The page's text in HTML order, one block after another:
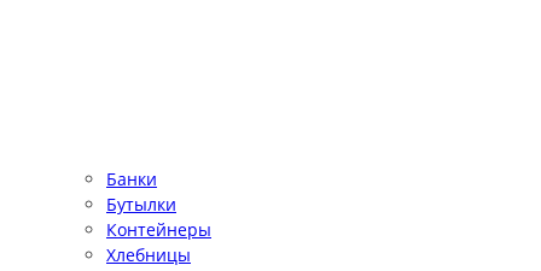
Банки
Бутылки
Контейнеры
Хлебницы